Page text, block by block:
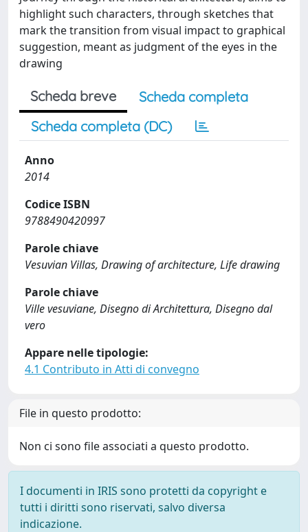
highlight such characters, through sketches that
mark the transition from visual impact to graphical
suggestion, meant as judgment of the eyes in the
drawing
Scheda breve
Scheda completa
Scheda completa (DC)
Anno
2014
Codice ISBN
9788490420997
Parole chiave
Vesuvian Villas, Drawing of architecture, Life drawing
Parole chiave
Ville vesuviane, Disegno di Architettura, Disegno dal
vero
Appare nelle tipologie:
4.1 Contributo in Atti di convegno
File in questo prodotto:
Non ci sono file associati a questo prodotto.
I documenti in IRIS sono protetti da copyright e
tutti i diritti sono riservati, salvo diversa
indicazione.